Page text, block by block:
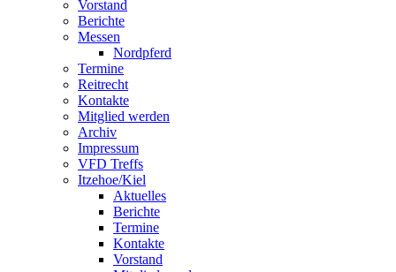
Vorstand
Berichte
Messen
Nordpferd
Termine
Reitrecht
Kontakte
Mitglied werden
Archiv
Impressum
VFD Treffs
Itzehoe/Kiel
Aktuelles
Berichte
Termine
Kontakte
Vorstand